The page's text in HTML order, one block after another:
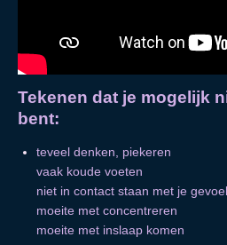
Tekenen dat je mogelijk
bent:
teveel denken, piekeren
vaak koude voeten
niet in contact staan met je gevoel
moeite met concentreren
moeite met inslaap komen